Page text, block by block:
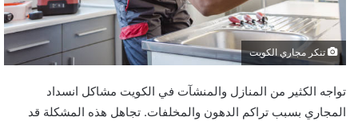
تنكر مجاري الكويت
تواجه الكثير من المنازل والمنشآت في الكويت مشاكل انسداد
المجاري بسبب تراكم الدهون والمخلفات. تجاهل هذه المشكلة قد